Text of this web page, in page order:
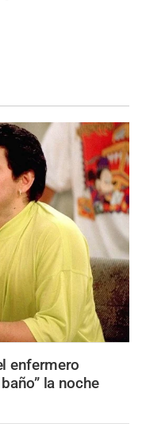
enfermero
la noche